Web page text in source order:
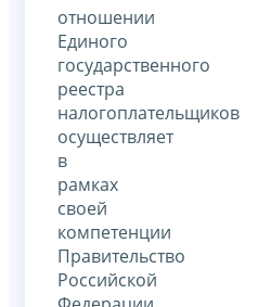
отношении
Единого
государственного
реестра
налогоплательщиков
осуществляет
в
рамках
своей
компетенции
Правительство
Российской